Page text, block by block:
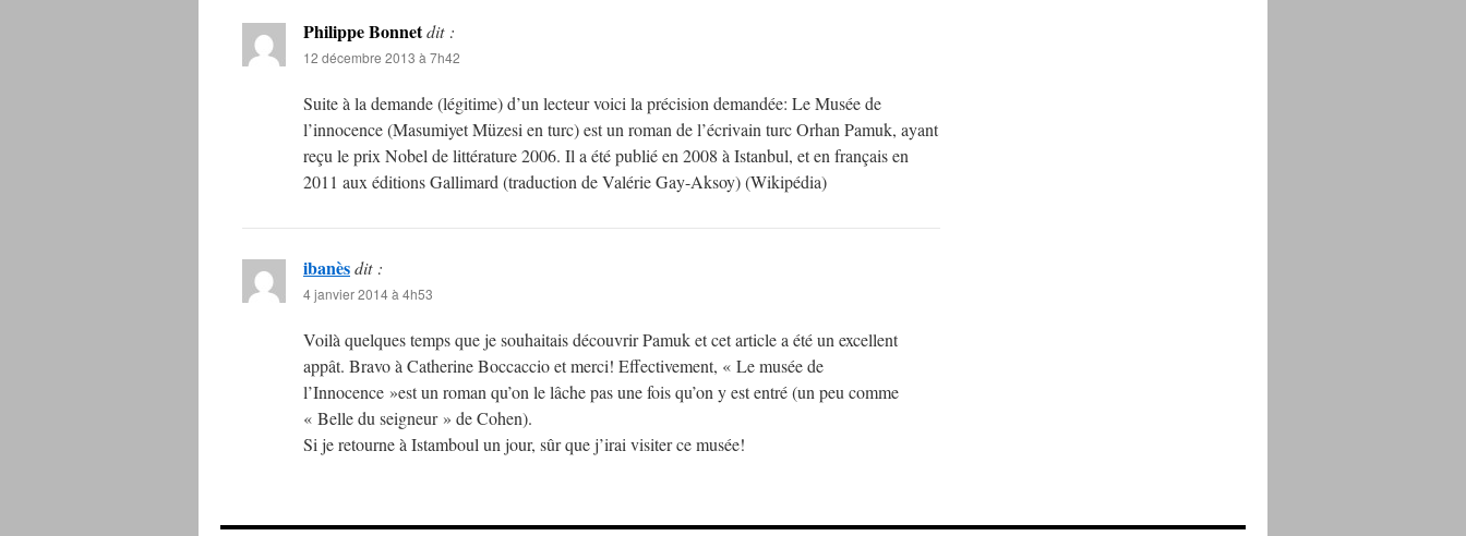
Philippe Bonnetdit :
12 décembre 2013 à 7h42
Suite à la demande (légitime) d’un lecteur voici la précision demandée: Le Musée de
l’innocence (Masumiyet Müzesi en turc) est un roman de l’écrivain turc Orhan Pamuk, ayant
reçu le prix Nobel de littérature 2006. Il a été publié en 2008 à Istanbul, et en français en
2011 aux éditions Gallimard (traduction de Valérie Gay-Aksoy) (Wikipédia)
ibanèsdit :
4 janvier 2014 à 4h53
Voilà quelques temps que je souhaitais découvrir Pamuk et cet article a été un excellent
appât. Bravo à Catherine Boccaccio et merci! Effectivement, « Le musée de
l’Innocence »est un roman qu’on le lâche pas une fois qu’on y est entré (un peu comme
« Belle du seigneur » de Cohen).
Si je retourne à Istamboul un jour, sûr que j’irai visiter ce musée!